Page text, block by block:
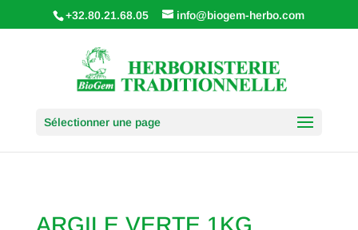
+32.80.21.68.05 info@biogem-herbo.com
Sélectionner une page
ARGILE VERTE 1KG